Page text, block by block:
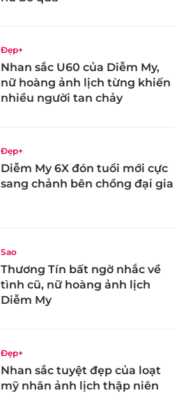
Đẹp+
Nhan sắc U60 của Diễm My,
nữ hoàng ảnh lịch từng khiến
nhiều người tan chảy
Đẹp+
Diễm My 6X đón tuổi mới cực
sang chảnh bên chồng đại gia
Sao
Thương Tín bất ngờ nhắc về
tình cũ, nữ hoàng ảnh lịch
Diễm My
Đẹp+
Nhan sắc tuyệt đẹp của loạt
mỹ nhân ảnh lịch thập niên